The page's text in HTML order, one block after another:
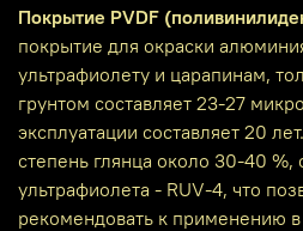
Покрытие PVDF
покрытие для окраски
ультрафиолету и царапинам,
грунтом составляет 23-27
эксплуатации составляет 20
степень глянца около 30-40 %,
ультрафиолета - RUV-4, что
рекомендовать к применению